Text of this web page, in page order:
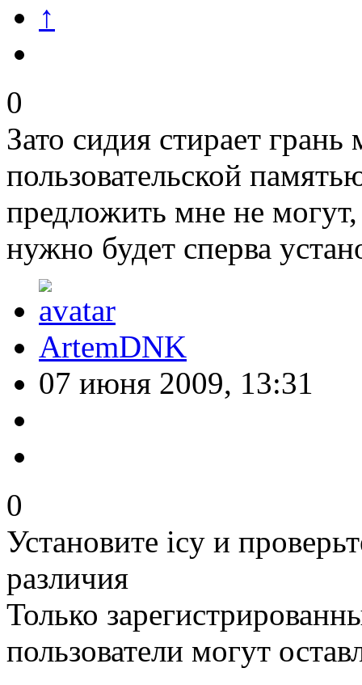
↑
0
Зато сидия стирает
пользовательской
предложить мне не
нужно будет сперва
ArtemDNK
07 июня 2009, 13:31
0
Установите icy и
различия
Только
пользователи могут